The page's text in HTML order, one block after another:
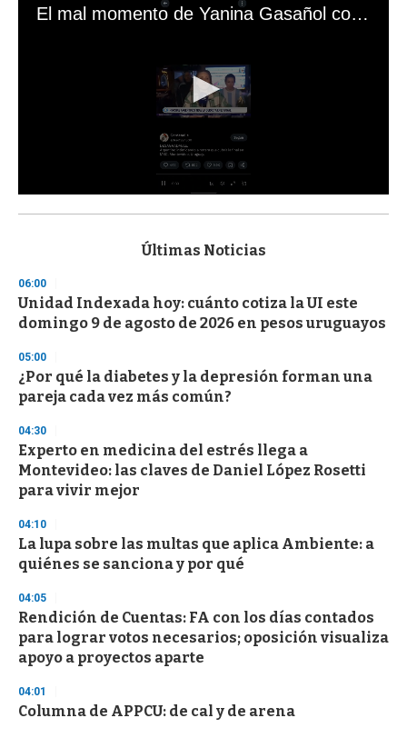
El mal momento de Yanina Gasañol con un hincha argentino en "Subrayado"
s
d
s
o
f
3
s
e
c
n
d
s
Últimas Noticias
06:00
Unidad Indexada hoy: cuánto cotiza la UI este
domingo 9 de agosto de 2026 en pesos uruguayos
05:00
¿Por qué la diabetes y la depresión forman una
pareja cada vez más común?
04:30
Experto en medicina del estrés llega a
Montevideo: las claves de Daniel López Rosetti
para vivir mejor
04:10
La lupa sobre las multas que aplica Ambiente: a
quiénes se sanciona y por qué
04:05
Rendición de Cuentas: FA con los días contados
para lograr votos necesarios; oposición visualiza
apoyo a proyectos aparte
04:01
Columna de APPCU: de cal y de arena